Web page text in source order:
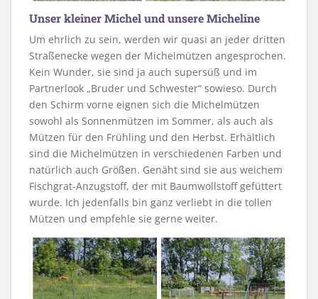
Unser kleiner Michel und unsere Micheline
Um ehrlich zu sein, werden wir quasi an jeder dritten
Straßenecke wegen der Michelmützen angesprochen.
Kein Wunder, sie sind ja auch supersüß und im
Partnerlook „Bruder und Schwester“ sowieso. Durch
den Schirm vorne eignen sich die Michelmützen
sowohl als Sonnenmützen im Sommer, als auch als
Mützen für den Frühling und den Herbst. Erhältlich
sind die Michelmützen in verschiedenen Farben und
natürlich auch Größen. Genäht sind sie aus weichem
Fischgrat-Anzugstoff, der mit Baumwollstoff gefüttert
wurde. Ich jedenfalls bin ganz verliebt in die tollen
Mützen und empfehle sie gerne weiter.